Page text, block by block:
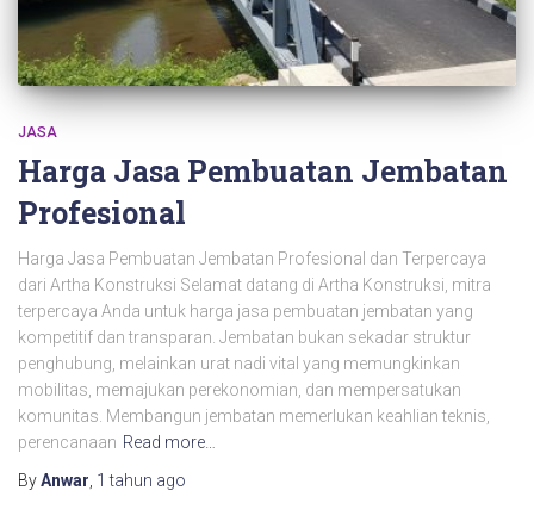
JASA
Harga Jasa Pembuatan Jembatan
Profesional
Harga Jasa Pembuatan Jembatan Profesional dan Terpercaya
dari Artha Konstruksi Selamat datang di Artha Konstruksi, mitra
terpercaya Anda untuk harga jasa pembuatan jembatan yang
kompetitif dan transparan. Jembatan bukan sekadar struktur
penghubung, melainkan urat nadi vital yang memungkinkan
mobilitas, memajukan perekonomian, dan mempersatukan
komunitas. Membangun jembatan memerlukan keahlian teknis,
perencanaan Read more…
ByAnwar 1 tahun ago